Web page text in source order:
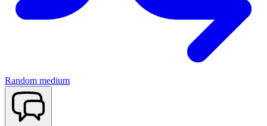
Random medium